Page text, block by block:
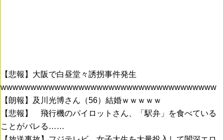
【悲報】大阪で白昼堂々誘拐事件発生
wwwwwwwwwwwwwwwwwwwwwwwwwwwwwwwwwwww
【朗報】及川光博さん（56）結婚ｗｗｗｗｗ
【悲報】 飛行機のパイロットさん、「駅弁」を食べている
ことがバレる……